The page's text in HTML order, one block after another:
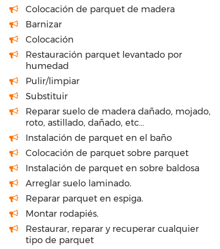
Colocación de parquet de madera
Barnizar
Colocación
Restauración parquet levantado por
humedad
Pulir/limpiar
Substituir
Reparar suelo de madera dañado, mojado,
roto, astillado, dañado, etc…
Instalación de parquet en el baño
Colocación de parquet sobre parquet
Instalación de parquet en sobre baldosa
Arreglar suelo laminado.
Reparar parquet en espiga.
Montar rodapiés.
Restaurar, reparar y recuperar cualquier
tipo de parquet